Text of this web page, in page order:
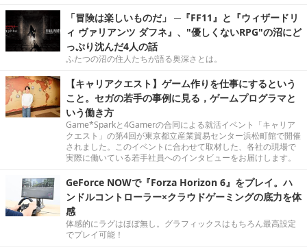
「冒険は楽しいものだ」 ─『FF11』と『ウィザードリ
ィ ヴァリアンツ ダフネ』、"優しくないRPG"の沼にど
っぷり沈んだ4人の話
ふたつの沼の住人たちが語る奥深さとは。
【キャリアクエスト】ゲーム作りを仕事にするという
こと。セガの若手の事例に見る，ゲームプログラマと
いう働き方
Game*Sparkと4Gamerの合同による就活イベント「キャリア
クエスト」の第4回が東京都立産業貿易センター浜松町館で開催
されました。このイベントに合わせて取材した、各社の現場で
実際に働いている若手社員へのインタビューをお届けします。
GeForce NOWで『Forza Horizon 6』をプレイ。ハ
ンドルコントローラー×クラウドゲーミングの底力を体
感
体感的にラグはほぼ無し。グラフィックスはもちろん最高設定
でプレイ可能！